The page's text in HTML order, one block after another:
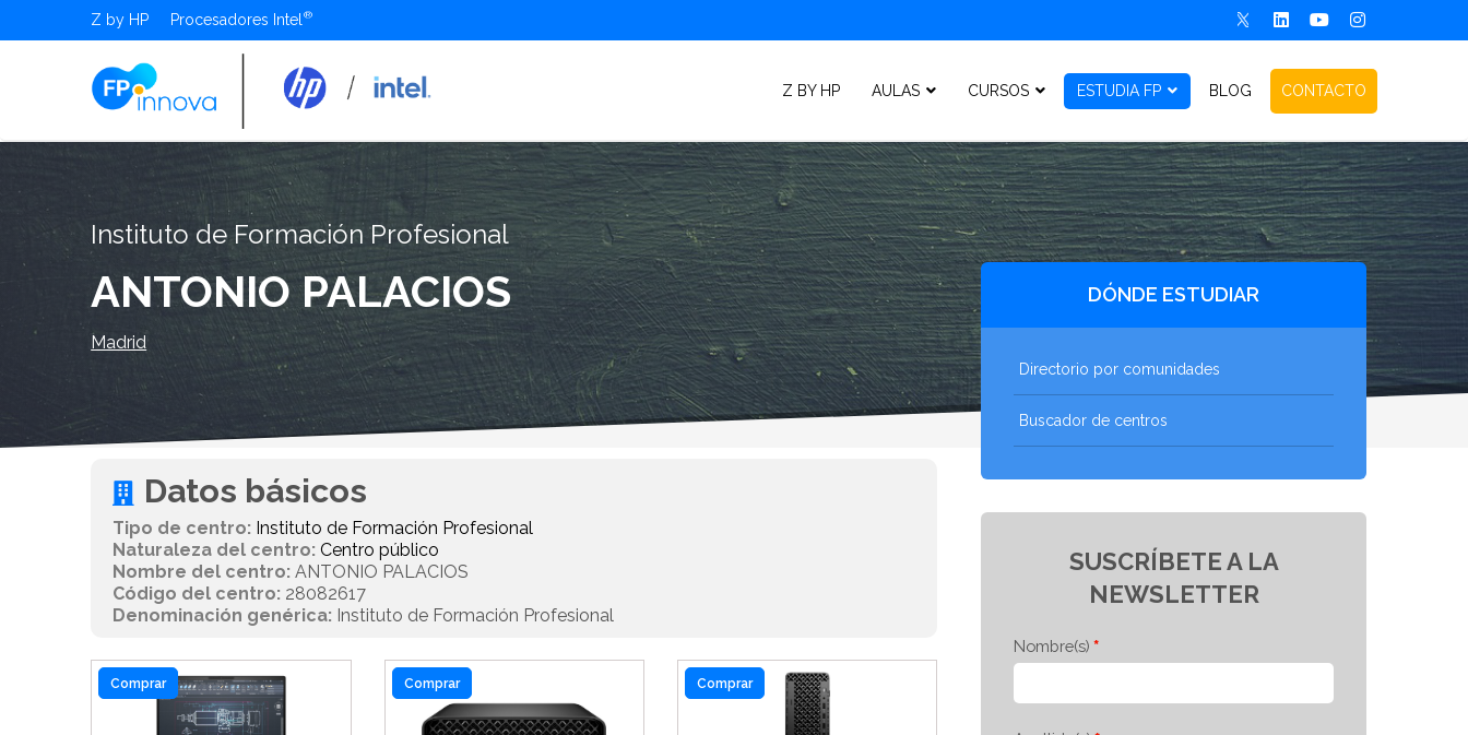
Z by HP Procesadores Intel
Z BY HP AULAS CURSOS ESTUDIA FP BLOG CONTACTO
Instituto de Formación Profesional
ANTONIO PALACIOS
Madrid
Datos básicos
Tipo de centro: Instituto de Formación Profesional
Naturaleza del centro: Centro público
Nombre del centro: ANTONIO PALACIOS
Código del centro: 28082617
Denominación genérica: Instituto de Formación Profesional
Comprar Comprar Comprar
DÓNDE ESTUDIAR
Directorio por comunidades
Buscador de centros
SUSCRÍBETE A LA
NEWSLETTER
Nombre(s)